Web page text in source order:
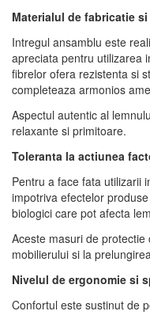
Materialul de fabricatie
Intregul ansamblu este
apreciata pentru utilizarea
fibrelor ofera rezistenta si
completeaza armonios
Aspectul autentic al
relaxante si primitoare.
Toleranta la actiunea
Pentru a face fata utilizarii
impotriva efectelor
biologici care pot afecta
Aceste masuri de
mobilierului si la
Nivelul de ergonomie si
Confortul este sustinut de